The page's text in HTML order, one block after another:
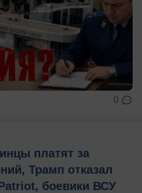
0
платят за
Трамп отказал
боевики ВСУ